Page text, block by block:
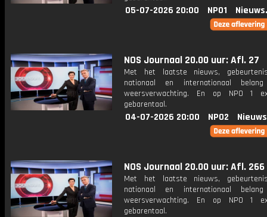
05-07-2026 20:00 NPO1
NOS Journaal 20.00 uur: Afl. 27
Met het laatste nieuws,
nationaal en internationaal
weersverwachting. En op NPO 1
gebarentaal.
04-07-2026 20:00 NPO2
NOS Journaal 20.00 uur: Afl. 266
Met het laatste nieuws,
nationaal en internationaal
weersverwachting. En op NPO 1
gebarentaal.